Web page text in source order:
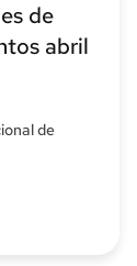
de
abril
de